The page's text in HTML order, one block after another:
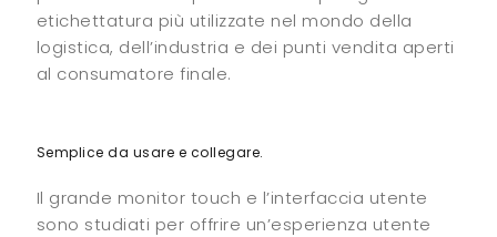
etichettatura più utilizzate nel mondo della
logistica, dell’industria e dei punti vendita aperti
al consumatore finale.
Semplice da usare e collegare.
Il grande monitor touch e l’interfaccia utente
sono studiati per offrire un’esperienza utente